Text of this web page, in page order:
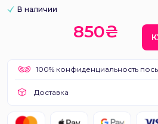
В наличии
850₴
100% конфиденциальность
Доставка